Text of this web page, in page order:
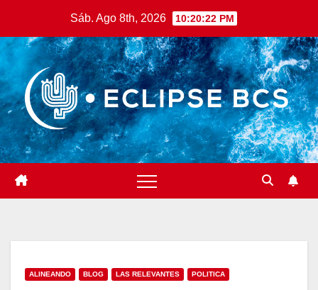
contenido
Sáb. Ago 8th, 2026 10:20:24 PM
ALINEANDO BLOG LAS RELEVANTES POLITICA